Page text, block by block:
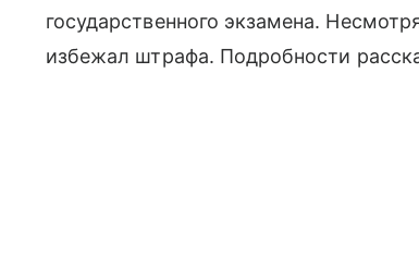
государственного экзамена.
избежал штрафа. Подробности